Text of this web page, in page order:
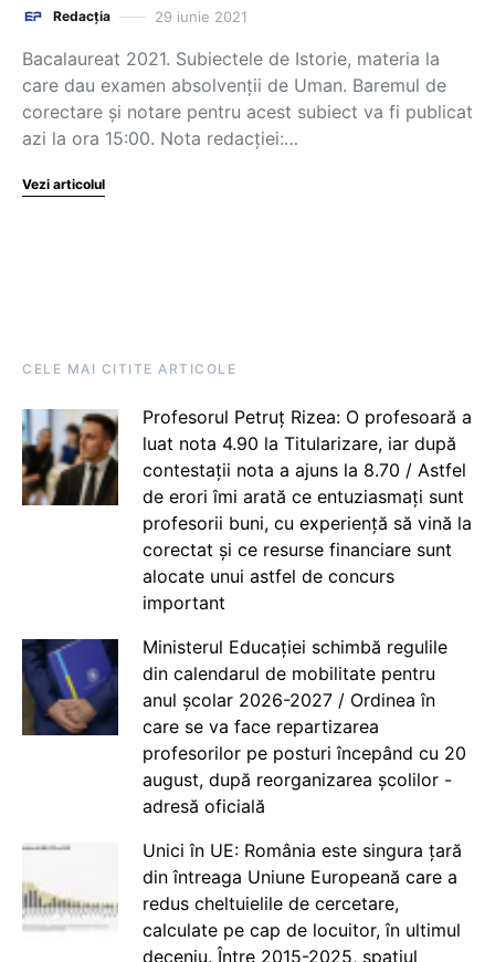
Redacția 29 iunie 2021
Bacalaureat 2021. Subiectele de Istorie, materia la
care dau examen absolvenții de Uman. Baremul de
corectare și notare pentru acest subiect va fi publicat
azi la ora 15:00. Nota redacției:…
Vezi articolul
CELE MAI CITITE ARTICOLE
Profesorul Petruț Rizea: O profesoară a
luat nota 4.90 la Titularizare, iar după
contestații nota a ajuns la 8.70 / Astfel
de erori îmi arată ce entuziasmați sunt
profesorii buni, cu experiență să vină la
corectat și ce resurse financiare sunt
alocate unui astfel de concurs
important
Ministerul Educației schimbă regulile
din calendarul de mobilitate pentru
anul școlar 2026-2027 / Ordinea în
care se va face repartizarea
profesorilor pe posturi începând cu 20
august, după reorganizarea școlilor -
adresă oficială
Unici în UE: România este singura țară
din întreaga Uniune Europeană care a
redus cheltuielile de cercetare,
calculate pe cap de locuitor, în ultimul
deceniu. Între 2015-2025, spațiul